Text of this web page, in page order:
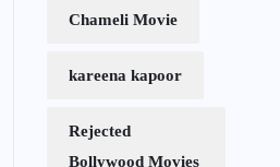
Chameli Movie
kareena kapoor
Rejected
Bollywood Movies